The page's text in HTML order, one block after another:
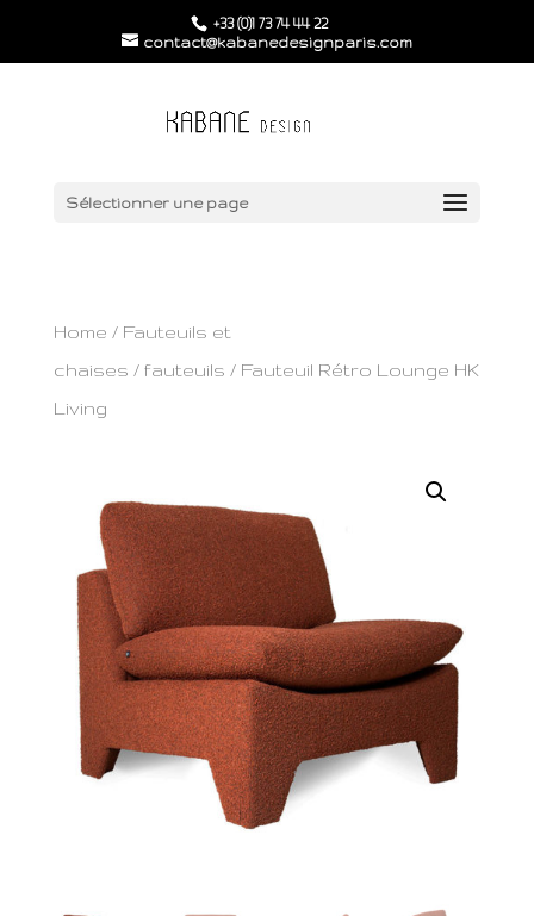
+33 (0)1 73 74 44 22
contact@kabanedesignparis.com
Sélectionner une page
Home / Fauteuils et
chaises / fauteuils / Fauteuil Rétro Lounge HK
Living